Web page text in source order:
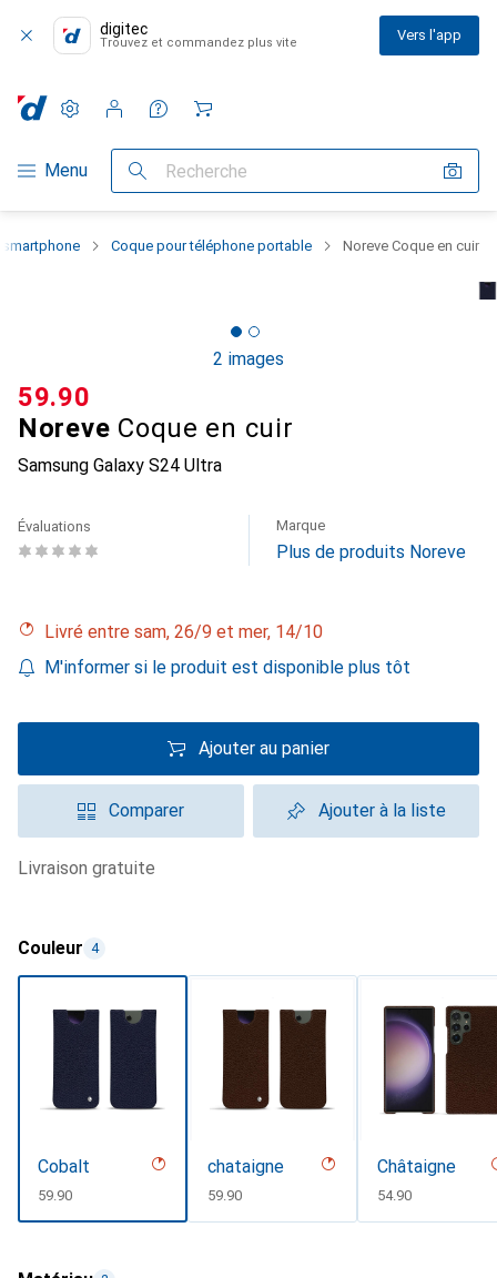
digitec
Trouvez et commandez plus vite Vers l'app
Navigation par catégorie
Menu Recherche
Paramètres
Compte client
Listes de comparaison
Listes d'envies
Panier
Coque pour téléphone portable Noreve Coque en cuir
2 images
Noreve Coque en cuir
Samsung Galaxy S24 Ultra
CHF
59.90
Évaluations Marque
Plus de produits Noreve
Livré entre sam, 26/9 et mer, 14/10
M'informer si le produit est disponible plus tôt
Ajouter au panier
Comparer Ajouter à la liste
livraison gratuite
Couleur 4
Cobalt
CHF
59.90
chataigne
CHF
59.90
Châtaigne
CHF
54.90